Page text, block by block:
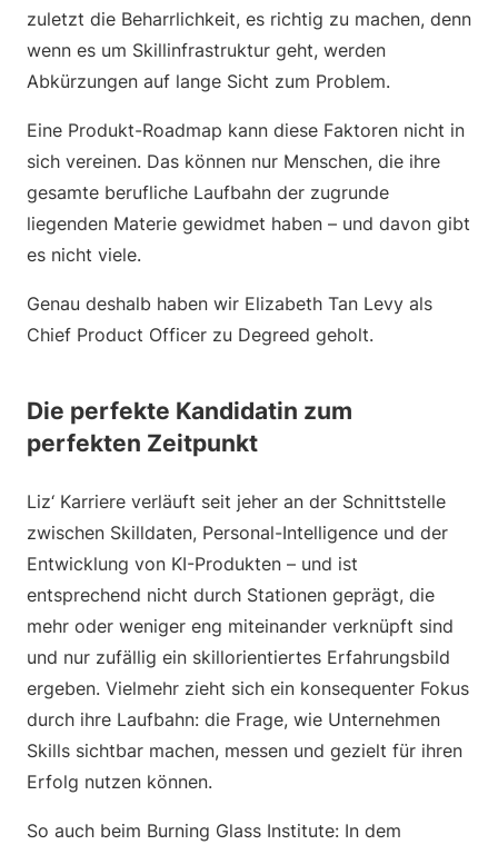
zuletzt die Beharrlichkeit, es richtig zu machen, denn
wenn es um Skillinfrastruktur geht, werden
Abkürzungen auf lange Sicht zum Problem.
Eine Produkt-Roadmap kann diese Faktoren nicht in
sich vereinen. Das können nur Menschen, die ihre
gesamte berufliche Laufbahn der zugrunde
liegenden Materie gewidmet haben – und davon gibt
es nicht viele.
Genau deshalb haben wir Elizabeth Tan Levy als
Chief Product Officer zu Degreed geholt.
Die perfekte Kandidatin zum
perfekten Zeitpunkt
Liz‘ Karriere verläuft seit jeher an der Schnittstelle
zwischen Skilldaten, Personal-Intelligence und der
Entwicklung von KI-Produkten – und ist
entsprechend nicht durch Stationen geprägt, die
mehr oder weniger eng miteinander verknüpft sind
und nur zufällig ein skillorientiertes Erfahrungsbild
ergeben. Vielmehr zieht sich ein konsequenter Fokus
durch ihre Laufbahn: die Frage, wie Unternehmen
Skills sichtbar machen, messen und gezielt für ihren
Erfolg nutzen können.
So auch beim Burning Glass Institute: In dem